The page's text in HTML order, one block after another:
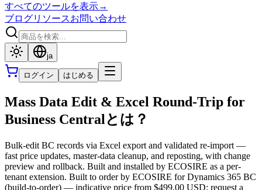
すべてのツールを表示→
ブログリソースお問い合わせ
ja
ログイン はじめる
Mass Data Edit & Excel Round-Trip for
Business Centralとは？
Bulk-edit BC records via Excel export and validated re-import —
fast price updates, master-data cleanup, and reposting, with change
preview and rollback. Built and installed by ECOSIRE as a per-
tenant extension. Built to order by ECOSIRE for Dynamics 365 BC
(build-to-order) — indicative price from $499.00 USD; request a